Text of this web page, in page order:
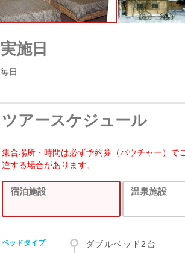
実施日
毎日
ツアースケジュール
集合場所・時間は必ず予約券（バウチャー）
違する場合があります。
宿泊施設
ベッドタイプ
ダブルベッド2台
温泉施設